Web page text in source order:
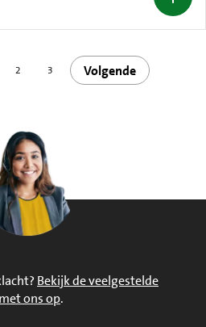
2 3 Volgende
Bekijk de veelgestelde
ons op.